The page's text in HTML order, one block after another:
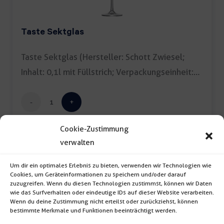
Cookie-Zustimmung
verwalten
Um dir ein optimales Erlebnis zu bieten, verwenden wir Technologien wie
Cookies, um Geräteinformationen zu speichern und/oder darauf
zuzugreifen. Wenn du diesen Technologien zustimmst, können wir Daten
wie das Surfverhalten oder eindeutige IDs auf dieser Website verarbeiten.
Wenn du deine Zustimmung nicht erteilst oder zurückziehst, können
bestimmte Merkmale und Funktionen beeinträchtigt werden.
Taste Sektglas
Taste Sektglas (Hersteller: Schott Zwiesel;
Inhalt: 0,1l mit Füllstrich; Verpackungseinheit:
Taste
Sektglas
Menge